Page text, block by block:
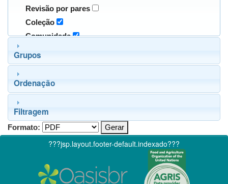
Revisão por pares
Coleção
Comunidade
Grupos
Ordenação
Filtragem
Formato:
???jsp.layout.footer-default.indexado???